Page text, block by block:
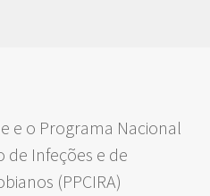
e o Programa Nacional
de Infeções e de
(PPCIRA)